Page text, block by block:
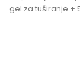
gel za tuširanje +